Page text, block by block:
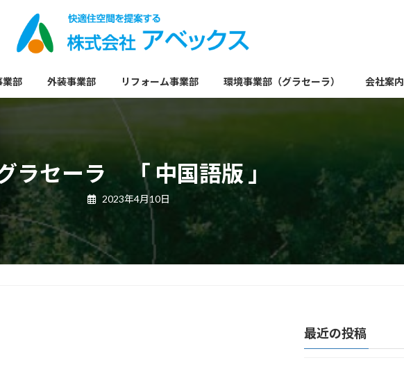
業部 外装事業部 リフォーム事業部 環境事業部（グラセーラ） 会社案内
ラセーラ 「 中国語版 」
2023年4月10日
最近の投稿